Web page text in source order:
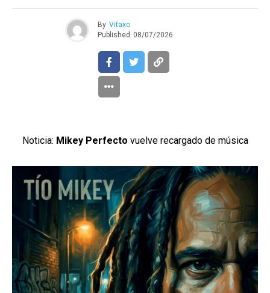
By Vitaxo
Published 08/07/2026
Noticia: Mikey Perfecto vuelve recargado de música